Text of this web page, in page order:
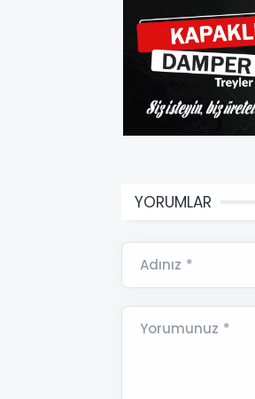
YORUMLAR
Adınız *
Yorumunuz *